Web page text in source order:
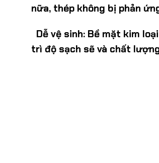
nữa, thép không bị phản
Dễ vệ sinh: Bề mặt kim
trì độ sạch sẽ và chất